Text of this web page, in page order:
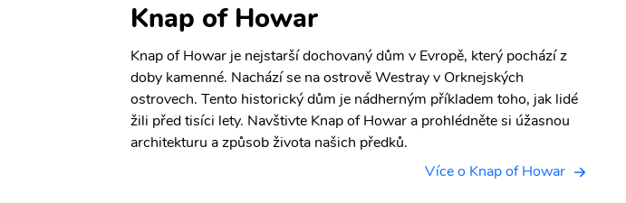
Knap of Howar
Knap of Howar je nejstarší dochovaný dům v Evropě, který pochází z
doby kamenné. Nachází se na ostrově Westray v Orknejských
ostrovech. Tento historický dům je nádherným příkladem toho, jak lidé
žili před tisíci lety. Navštivte Knap of Howar a prohlédněte si úžasnou
architekturu a způsob života našich předků.
Více o Knap of Howar